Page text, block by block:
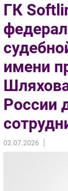
Интернет
Мобильная
Интеграция
Рынок ПК
Торговые
Оборудование
ГК
имени
России
02.07.2026